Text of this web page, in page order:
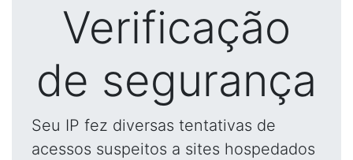
Verificação
de segurança
Seu IP fez diversas tentativas de
acessos suspeitos a sites hospedados